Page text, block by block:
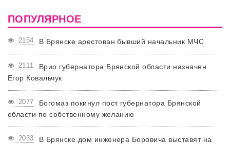
ПОПУЛЯРНОЕ
2154 В Брянске арестован бывший начальник МЧС
2111
Врио губернатора Брянской области назначен
Егор Ковальчук
2077
Богомаз покинул пост губернатора Брянской
области по собственному желанию
2033
В Брянске дом инженера Боровича выставят на